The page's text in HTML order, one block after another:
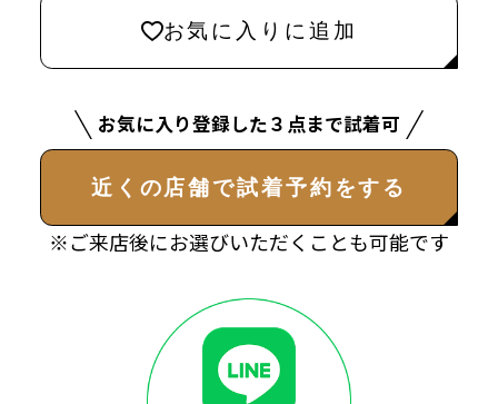
お気に入りに追加
お気に入り登録した３点まで試着可
近くの店舗で試着予約をする
※ご来店後にお選びいただくことも可能です